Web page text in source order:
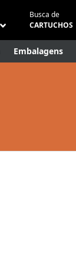
Busca de
CARTUCHOS
Embalagens